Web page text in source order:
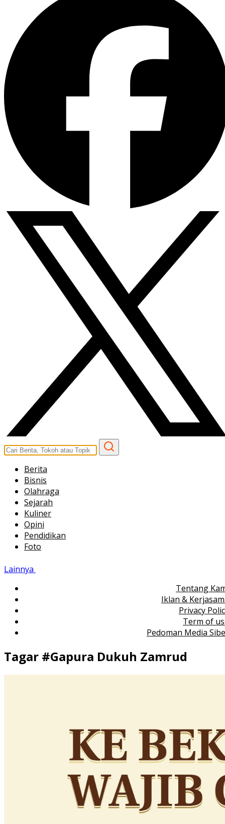
Berita
Bisnis
Olahraga
Sejarah
Kuliner
Opini
Pendidikan
Foto
Lainnya
Tentang
Iklan &
Privacy
Term of
Pedoman Media
Tagar #Gapura Dukuh Zamrud